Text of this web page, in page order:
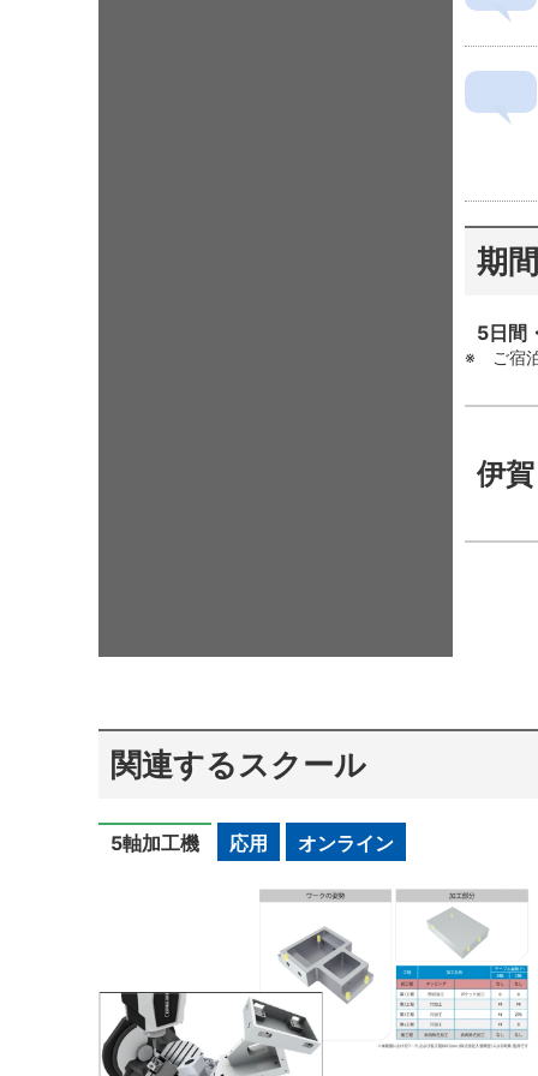
期
5日間
ご宿
伊賀
関連するスクール
5軸加工機 応用 オンライン